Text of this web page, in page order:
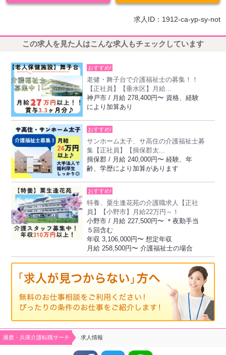
求人ID：1912-ca-yp-sy-not
この求人を見た人はこんな求人もチェックしています
おすすめ!
老健・舞子台で介護福祉士の募集！！
【正社員】【垂水区】月給...
神戸市 / 月給 278,400円〜 資格、経験
により加算あり
おすすめ!
サンホーム太子、サ高住の介護福祉士募
集【正社員】【揖保郡太...
揖保郡 / 月給 240,000円〜 経験、年
齢、学歴により加算があります
おすすめ!
特養、粟生逢花苑の介護職求人【正社
員】【小野市】月給22万円～！
小野市 / 月給 227,500円〜 ＊夜勤手当
５回含む
年収 3,106,000円〜 想定年収
月給 258,500円〜 介護福祉士の場合
播磨・兵庫介護転職サーチ 求人情報